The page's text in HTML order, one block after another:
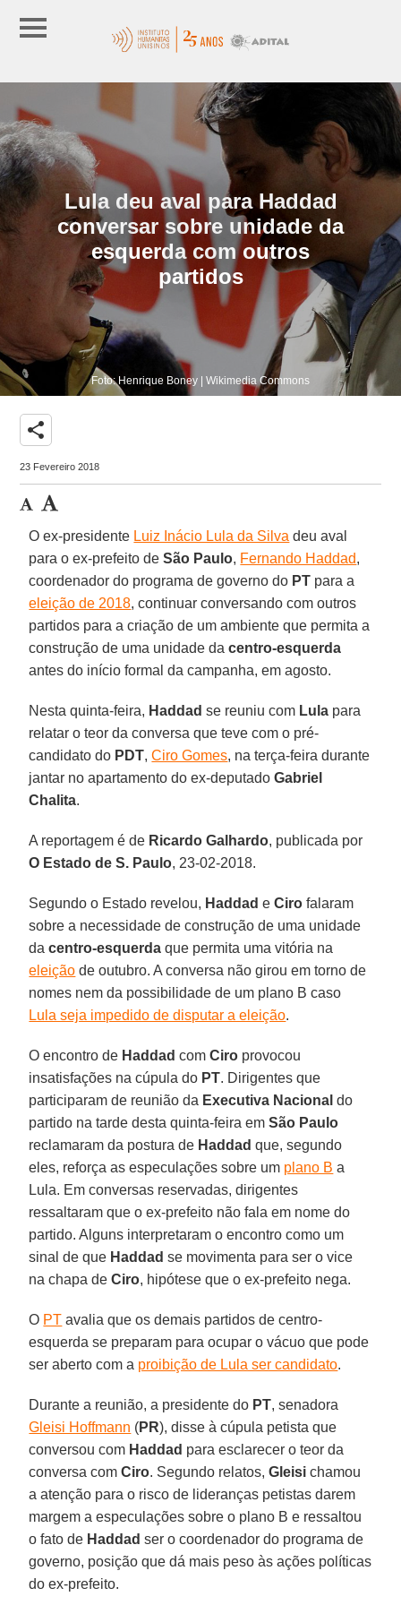
Lula deu aval para Haddad
conversar sobre unidade da
esquerda com outros
partidos
Foto: Henrique Boney | Wikimedia Commons
share
23 Fevereiro 2018
O ex-presidente Luiz Inácio Lula da Silva deu aval
para o ex-prefeito deSão Paulo, Fernando Haddad,
coordenador do programa de governo do PT para a
eleição de 2018, continuar conversando com outros
partidos para a criação de um ambiente que permita a
construção de uma unidade dacentro-esquerda
antes do início formal da campanha, em agosto.
Nesta quinta-feira, Haddad se reuniu com Lula para
relatar o teor da conversa que teve com o pré-
candidato do PDT,Ciro Gomes, na terça-feira durante
jantar no apartamento do ex-deputadoGabriel
Chalita.
A reportagem é de Ricardo Galhardo, publicada por
O Estado de S. Paulo, 23-02-2018.
Segundo o Estado revelou, Haddad eCiro falaram
sobre a necessidade de construção de uma unidade
dacentro-esquerda que permita uma vitória na
eleição de outubro. A conversa não girou em torno de
nomes nem da possibilidade de um plano B caso
Lula seja impedido de disputar a eleição.
O encontro de Haddad comCiro provocou
insatisfações na cúpula do PT. Dirigentes que
participaram de reunião da Executiva Nacional do
partido na tarde desta quinta-feira emSão Paulo
reclamaram da postura de Haddad que, segundo
eles, reforça as especulações sobre um plano B a
Lula. Em conversas reservadas, dirigentes
ressaltaram que o ex-prefeito não fala em nome do
partido. Alguns interpretaram o encontro como um
sinal de que Haddad se movimenta para ser o vice
na chapa de Ciro, hipótese que o ex-prefeito nega.
O PT avalia que os demais partidos de centro-
esquerda se preparam para ocupar o vácuo que pode
ser aberto com a proibição de Lula ser candidato.
Durante a reunião, a presidente do PT, senadora
Gleisi Hoffmann (PR), disse à cúpula petista que
conversou com Haddad para esclarecer o teor da
conversa comCiro. Segundo relatos, Gleisi chamou
a atenção para o risco de lideranças petistas darem
margem a especulações sobre o plano B e ressaltou
o fato de Haddad ser o coordenador do programa de
governo, posição que dá mais peso às ações políticas
do ex-prefeito.